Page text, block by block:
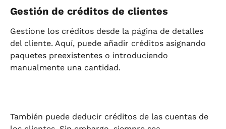
Gestión de créditos de clientes
Gestione los créditos desde la página de detalles
del cliente. Aquí, puede añadir créditos asignando
paquetes preexistentes o introduciendo
manualmente una cantidad.
También puede deducir créditos de las cuentas de